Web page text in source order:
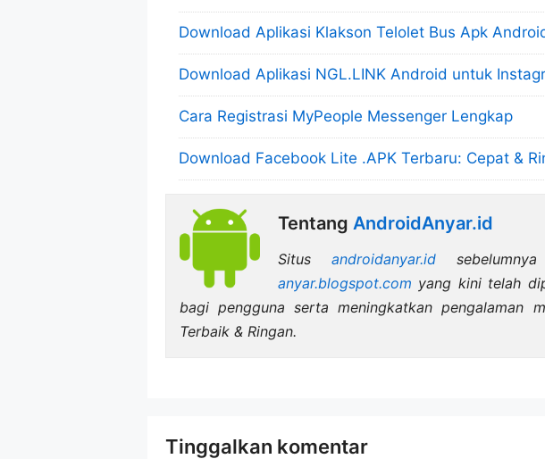
Download Aplikasi Klakson Telolet Bus Apk
Download Aplikasi NGL.LINK Android untuk
Cara Registrasi MyPeople Messenger Lengkap
Download Facebook Lite .APK Terbaru: Cepat &
Tentang AndroidAnyar.id
Situs androidanyar.id
anyar.blogspot.com yang kini telah
bagi pengguna serta meningkatkan pengalaman
Terbaik & Ringan.
Tinggalkan komentar